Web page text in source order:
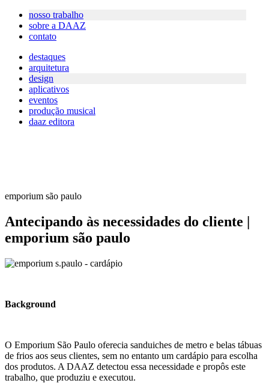
nosso trabalho
sobre a DAAZ
contato
destaques
arquitetura
design
aplicativos
eventos
produção musical
daaz editora
emporium são paulo
Antecipando às necessidades do cliente |
emporium são paulo
Background
O Emporium São Paulo oferecia sanduiches de metro e belas tábuas
de frios aos seus clientes, sem no entanto um cardápio para escolha
dos produtos. A DAAZ detectou essa necessidade e propôs este
trabalho, que produziu e executou.